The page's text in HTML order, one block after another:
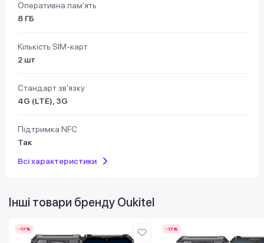
Оперативна пам'ять
8 ГБ
Кількість SIM-карт
2 шт
Стандарт зв'язку
4G (LTE), 3G
Підтримка NFC
Так
Всі характеристики
Інші товари бренду Oukitel
-17% -17%